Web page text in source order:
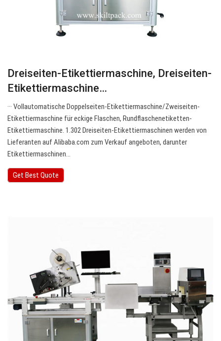
Dreiseiten-Etikettiermaschine, Dreiseiten-
Etikettiermaschine…
··· Vollautomatische Doppelseiten-Etikettiermaschine/Zweiseiten-
Etikettiermaschine für eckige Flaschen, Rundflaschenetiketten-
Etikettiermaschine. 1.302 Dreiseiten-Etikettiermaschinen werden von
Lieferanten auf Alibaba.com zum Verkauf angeboten, darunter
Etikettiermaschinen…
Get Best Quote